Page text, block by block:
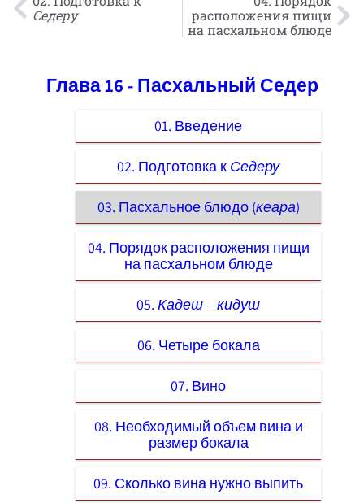
Седеру
расположения пищи
на пасхальном блюде
Глава 16 - Пасхальный Седер
01. Введение
02. Подготовка к Седеру
03. Пасхальное блюдо (кеара)
04. Порядок расположения пищи
на пасхальном блюде
05. Кадеш– кидуш
06. Четыре бокала
07. Вино
08. Необходимый объем вина и
размер бокала
09. Сколько вина нужно выпить